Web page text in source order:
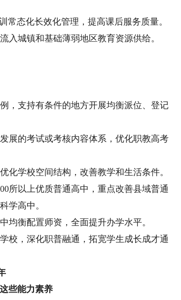
态化长效化管理，提高课后服务质量。
城镇和基础薄弱地区教育资源供给。
支持有条件的地方开展均衡派位、登记
的考试或考核内容体系，优化职教高考
学校空间结构，改善教学和生活条件。
以上优质普通高中，重点改善县域普通
学高中。
衡配置师资，全面提升办学水平。
，深化职普融通，拓宽学生成长成才通
些能力素养